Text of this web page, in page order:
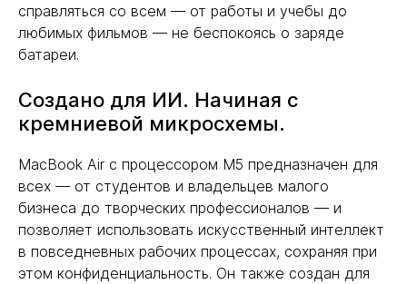
справляться со всем — от работы и учебы до
любимых фильмов — не беспокоясь о заряде
батареи.
Создано для ИИ. Начиная с
кремниевой микросхемы.
MacBook Air с процессором M5 предназначен для
всех — от студентов и владельцев малого
бизнеса до творческих профессионалов — и
позволяет использовать искусственный интеллект
в повседневных рабочих процессах, сохраняя при
этом конфиденциальность. Он также создан для